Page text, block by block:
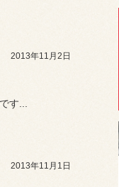
2013年11月2日
す...
2013年11月1日